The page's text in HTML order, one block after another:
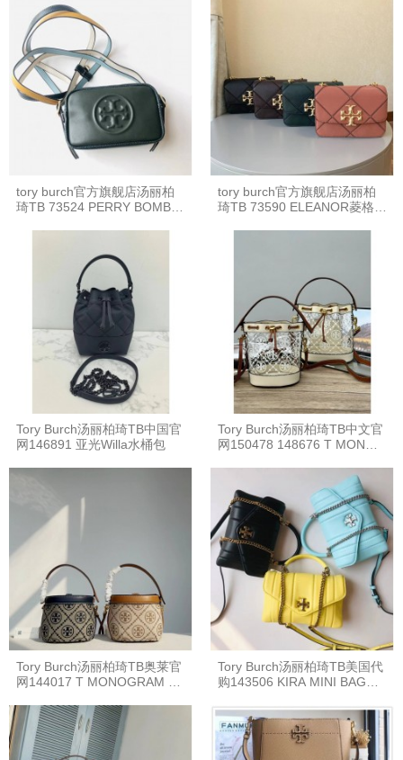
tory burch官方旗舰店汤丽柏
琦TB 73524 PERRY BOMBÉ
tory burch官方旗舰店汤丽柏
琦TB 73590 ELEANOR菱格大
Tory Burch汤丽柏琦TB中国官
网146891 亚光Willa水桶包
Tory Burch汤丽柏琦TB中文官
网150478 148676 T MONOG
Tory Burch汤丽柏琦TB奥莱官
网144017 T MONOGRAM 迷
Tory Burch汤丽柏琦TB美国代
购143506 KIRA MINI BAG迷